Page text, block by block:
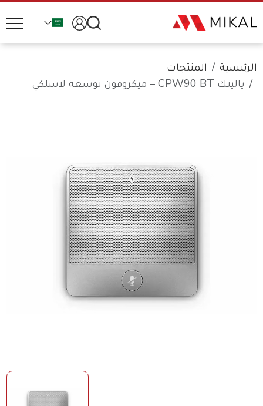
الرئيسية
المنتجات
يالينك CPW90 BT – ميكروفون توسعة لاسلكي